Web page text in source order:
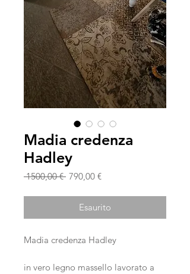
Madia credenza
Hadley
1500,00 € Prezzo
790,00 €Prezzo
Esaurito
Madia credenza Hadley
in vero legno massello lavorato a